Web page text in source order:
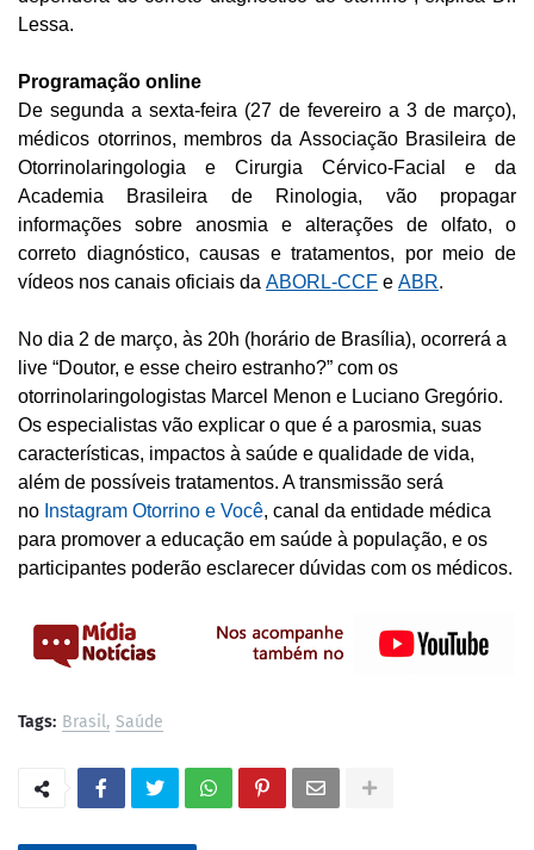
Lessa.
Programação online
De segunda a sexta-feira (27 de fevereiro a 3 de março),
médicos otorrinos, membros da Associação Brasileira de
Otorrinolaringologia e Cirurgia Cérvico-Facial e da
Academia Brasileira de Rinologia, vão propagar
informações sobre anosmia e alterações de olfato, o
correto diagnóstico, causas e tratamentos, por meio de
vídeos nos canais oficiais da ABORL-CCF e ABR.
No dia 2 de março, às 20h (horário de Brasília), ocorrerá a
live “Doutor, e esse cheiro estranho?” com os
otorrinolaringologistas Marcel Menon e Luciano Gregório.
Os especialistas vão explicar o que é a parosmia, suas
características, impactos à saúde e qualidade de vida,
além de possíveis tratamentos. A transmissão será
no Instagram Otorrino e Você, canal da entidade médica
para promover a educação em saúde à população, e os
participantes poderão esclarecer dúvidas com os médicos.
Tags: Brasil Saúde